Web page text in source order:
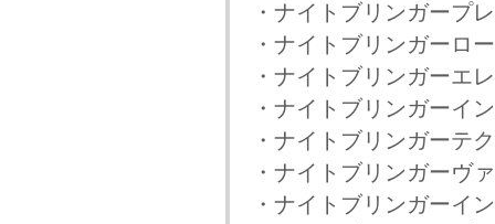
・ナイトブリンガープ
・ナイトブリンガーロ
・ナイトブリンガーエ
・ナイトブリンガーイ
・ナイトブリンガーテ
・ナイトブリンガーヴ
・ナイトブリンガーイ